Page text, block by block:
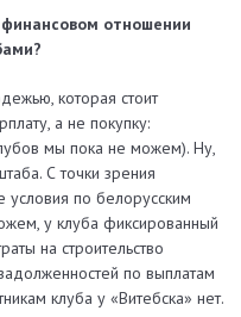
отношении
которая стоит
а не покупку:
мы пока не можем). Ну,
С точки зрения
по белорусским
у клуба фиксированный
на строительство
по выплатам
клуба у «Витебска» нет.